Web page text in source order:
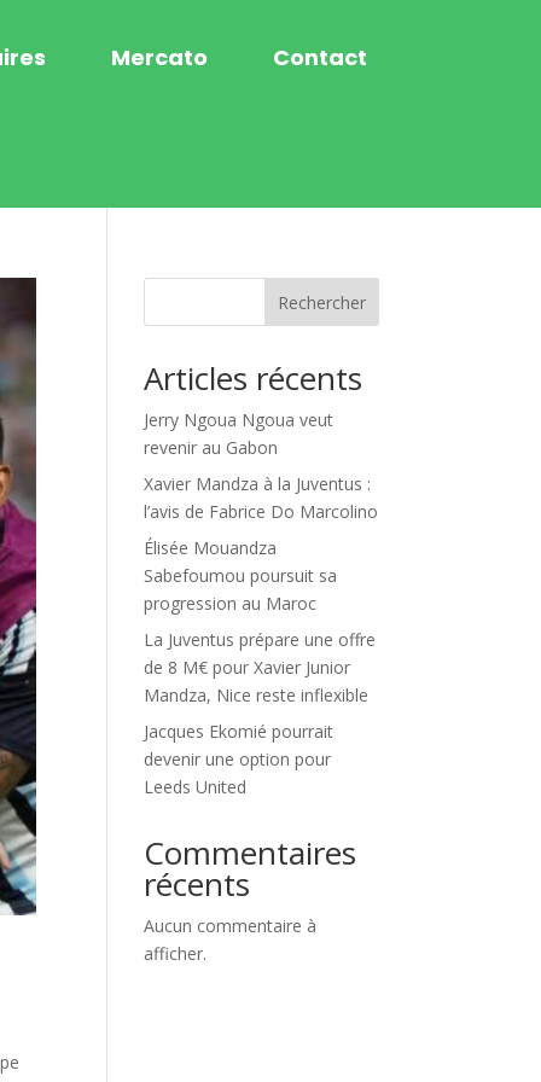
Mercato Contact
Rechercher
Articles récents
Jerry Ngoua Ngoua veut
revenir au Gabon
Xavier Mandza à la Juventus :
l’avis de Fabrice Do Marcolino
Élisée Mouandza
Sabefoumou poursuit sa
progression au Maroc
La Juventus prépare une offre
de 8 M€ pour Xavier Junior
Mandza, Nice reste inflexible
Jacques Ekomié pourrait
devenir une option pour
Leeds United
Commentaires
récents
Aucun commentaire à
afficher.